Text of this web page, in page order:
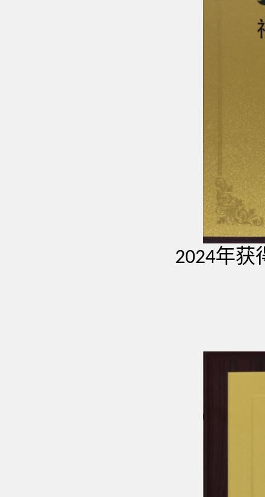
2024年获